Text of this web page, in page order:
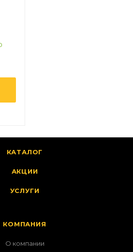
КАТАЛОГ
АКЦИИ
УСЛУГИ
КОМПАНИЯ
О компании